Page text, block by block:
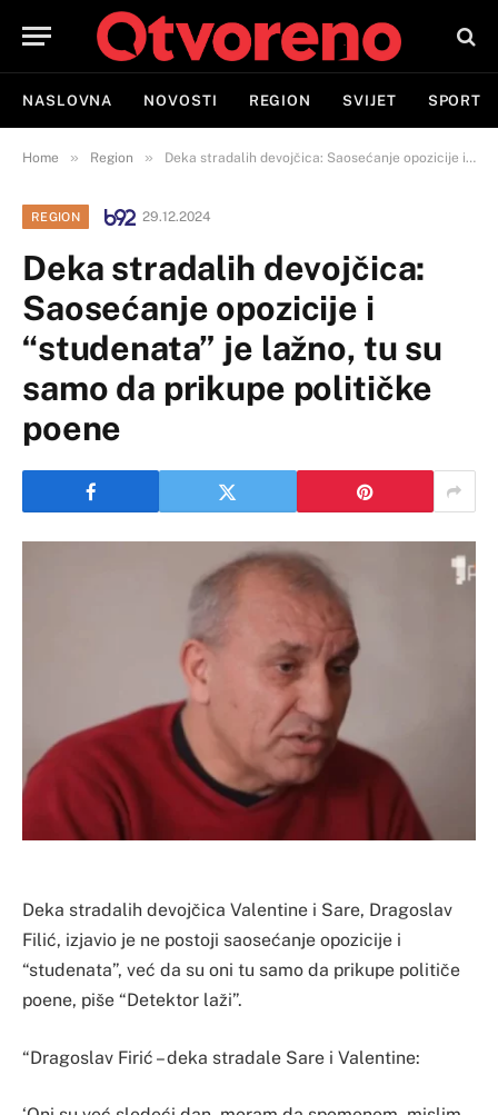
NASLOVNA NOVOSTI REGION SVIJET SPORT
Home » Region » Deka stradalih devojčica: Saosećanje opozicije i “studenata” je lažno, tu su samo da prikupe političke poene
REGION 29.12.2024
Deka stradalih devojčica:
Saosećanje opozicije i
“studenata” je lažno, tu su
samo da prikupe političke
poene
Deka stradalih devojčica Valentine i Sare, Dragoslav
Filić, izjavio je ne postoji saosećanje opozicije i
“studenata”, već da su oni tu samo da prikupe političe
poene, piše “Detektor laži”.
“Dragoslav Firić – deka stradale Sare i Valentine: